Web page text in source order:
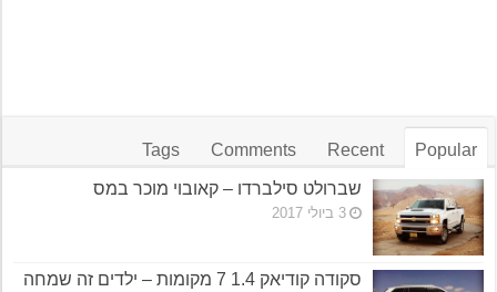
Popular
Recent
Comments
Tags
שברולט סילברדו – קאובוי מוכר במס
3 ביולי 2017
סקודה קודיאק 1.4 7 מקומות – ילדים זה שמחה